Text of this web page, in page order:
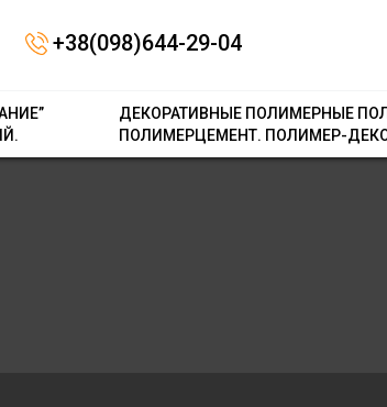
+38(098)644-29-04
ДЕКОРАТИВНЫЕ ПОЛИМЕРНЫЕ
ПОЛИМЕРЦЕМЕНТ. ПОЛИМЕР-